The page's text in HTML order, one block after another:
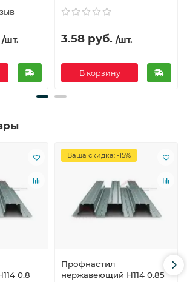
/шт. 3.58 руб. /шт.
В корзину
0.8
Ваша скидка: -15%
Профнастил
нержавеющий Н114 0.85